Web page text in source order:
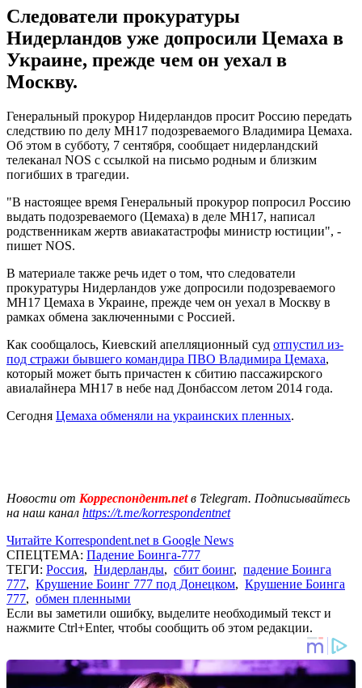
Следователи прокуратуры
Нидерландов уже допросили Цемаха в
Украине, прежде чем он уехал в
Москву.
Генеральный прокурор Нидерландов просит Россию передать
следствию по делу МН17 подозреваемого Владимира Цемаха.
Об этом в субботу, 7 сентября, сообщает нидерландский
телеканал NOS с ссылкой на письмо родным и близким
погибших в трагедии.
"В настоящее время Генеральный прокурор попросил Россию
выдать подозреваемого (Цемаха) в деле MH17, написал
родственникам жертв авиакатастрофы министр юстиции", -
пишет NOS.
В материале также речь идет о том, что следователи
прокуратуры Нидерландов уже допросили подозреваемого
MH17 Цемаха в Украине, прежде чем он уехал в Москву в
рамках обмена заключенными с Россией.
Как сообщалось, Киевский апелляционный суд отпустил из-
под стражи бывшего командира ПВО Владимира Цемаха,
который может быть причастен к сбитию пассажирского
авиалайнера MH17 в небе над Донбассом летом 2014 года.
Сегодня Цемаха обменяли на украинских пленных.
Новости от Корреспондент.netв Telegram. Подписывайтесь
на наш канал https://t.me/korrespondentnet
Читайте Korrespondent.net в Google News
СПЕЦТЕМА: Падение Боинга-777
ТЕГИ: Россия, Нидерланды, сбит боинг, падение Боинга
777, Крушение Боинг 777 под Донецком, Крушение Боинга
777, обмен пленными
Если вы заметили ошибку, выделите необходимый текст и
нажмите Ctrl+Enter, чтобы сообщить об этом редакции.